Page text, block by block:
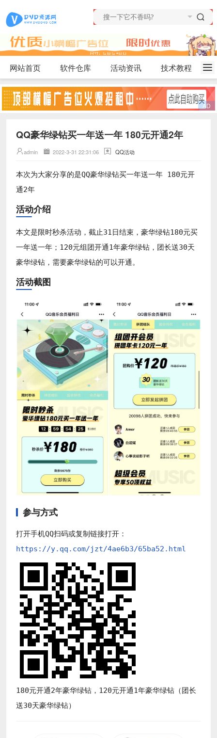
网站首页 软件仓库 活动资讯 技术教程
QQ豪华绿钻买一年送一年 180元开通2年
admin 2022-3-31 22:31:06 QQ活动
本次为大家分享的是QQ豪华绿钻买一年送一年 180元开
通2年
活动介绍
本文是限时秒杀活动，截止31日结束，豪华绿钻180元买
一年送一年；120元组团开通1年豪华绿钻，团长送30天
豪华绿钻，需要豪华绿钻的可以开通。
活动截图
参与方式
打开手机QQ扫码或复制链接打开：
https://y.qq.com/jzt/4ae6b3/65ba52.html
180元开通2年豪华绿钻，120元开通1年豪华绿钻（团长
送30天豪华绿钻）